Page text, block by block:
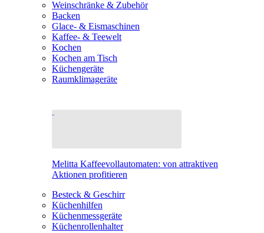
Weinschränke & Zubehör
Backen
Glace- & Eismaschinen
Kaffee- & Teewelt
Kochen
Kochen am Tisch
Küchengeräte
Raumklimageräte
Melitta Kaffeevollautomaten: von attraktiven
Aktionen profitieren
Besteck & Geschirr
Küchenhilfen
Küchenmessgeräte
Küchenrollenhalter